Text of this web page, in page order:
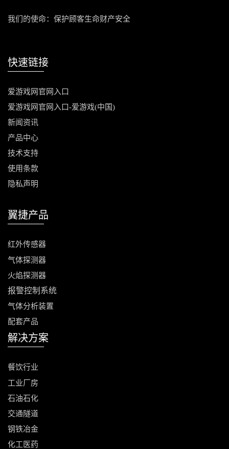
我们的使命：保护顾客生命财产安全
快速链接
爱游戏网官网入口
爱游戏网官网入口-爱游戏(中国)
新闻资讯
产品中心
技术支持
使用条款
隐私声明
翼捷产品
红外传感器
气体探测器
火焰探测器
报警控制 系统
气体分析装置
配套产品
解决方案
餐饮行业
工业厂房
石油石化
交通隧道
钢铁冶金
化工医药